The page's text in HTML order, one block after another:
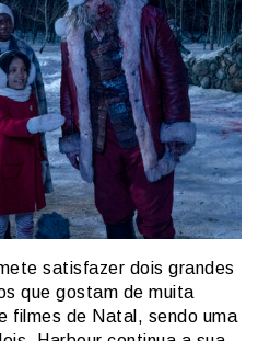
satisfazer dois grandes
que gostam de muita
filmes de Natal, sendo uma